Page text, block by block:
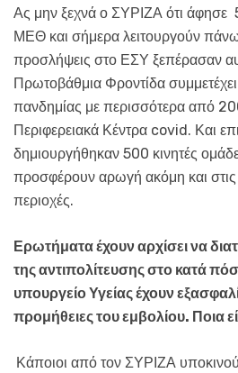
Ας μην ξεχνά ο ΣΥΡΙΖΑ ότι άφησε
ΜΕΘ και σήμερα λειτουργούν
προσλήψεις στο ΕΣΥ ξεπέρασαν
Πρωτοβάθμια Φροντίδα
πανδημίας με περισσότερα από
Περιφερειακά Κέντρα covid. Και
δημιουργήθηκαν 500 κινητές
προσφέρουν αρωγή ακόμη και
περιοχές.
Ερωτήματα έχουν αρχίσει να
της αντιπολίτευσης στο κατά
υπουργείο Υγείας έχουν
προμήθειες του εμβολίου. Ποια
Κάποιοι από τον ΣΥΡΙΖΑ